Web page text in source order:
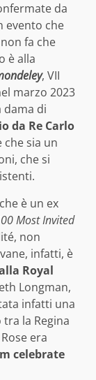
da
evento che
fa che
è alla
, VII
marzo 2023
di
da Re Carlo
che sia un
che si
è un ex
Most Invited
non
infatti, è
Royal
Longman,
infatti una
la Regina
era
celebrate